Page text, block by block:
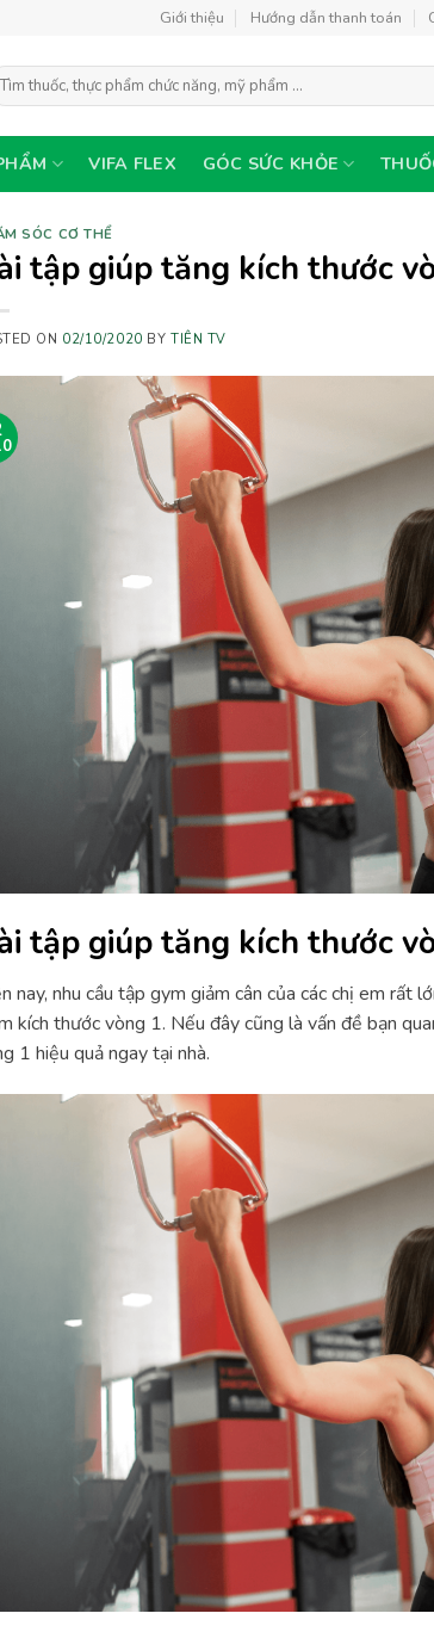
Giới thiệu Hướng dẫn thanh toán
VIFA FLEX GÓC SỨC KHỎE
SÓC CƠ THỂ
tập giúp tăng kích thước
ON 02/10/2020 BY TIÊN TV
tập giúp tăng kích thước
nay, nhu cầu tập gym giảm cân của các chị em rất
kích thước vòng 1. Nếu đây cũng là vấn đề bạn
1 hiệu quả ngay tại nhà.